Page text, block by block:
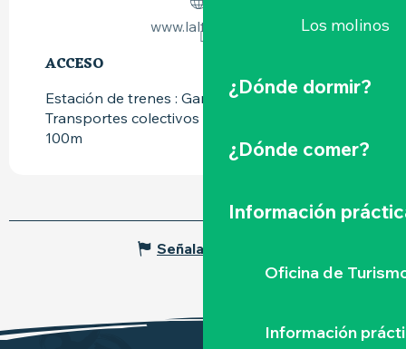
Los molinos
¿Dónde dormir?
¿Dónde comer?
Información
Oficina de
Información
www.laltereco.fr
ACCESO
ACCESO
Estación de trenes : Gare de Clisson a 950m
Transportes colectivos : Ligne bus Héoh a
100m
Señalar un error